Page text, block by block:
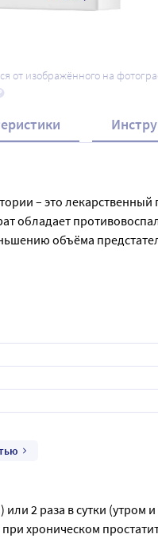
от изображённого на
– это
обладает
объёма
нормализует
или 2 раза в сутки (утром
хроническом